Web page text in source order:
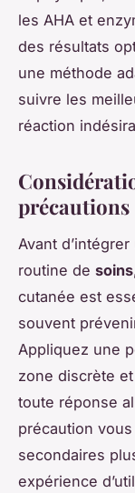
les AHA et
des résultats
une méthode
suivre les
réaction
précautions
Avant
routine de soins
cutanée est
souvent
Appliquez une
zone discrète
toute réponse
précaution
secondaires
expérience